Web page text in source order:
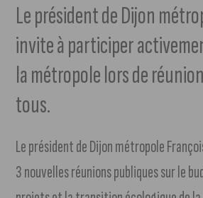
Le président de Dijon
invite à participer
la métropole lors de
tous.
Le président de Dijon métropole
3 nouvelles réunions publiques sur le